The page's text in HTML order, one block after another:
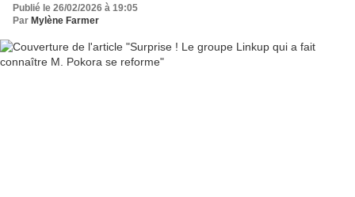
Publié le 26/02/2026 à 19:05
Par Mylène Farmer